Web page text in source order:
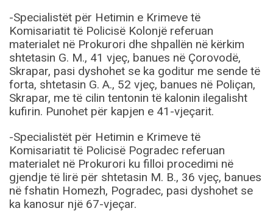
-Specialistët për Hetimin e Krimeve të
Komisariatit të Policisë Kolonjë referuan
materialet në Prokurori dhe shpallën në kërkim
shtetasin G. M., 41 vjeç, banues në Çorovodë,
Skrapar, pasi dyshohet se ka goditur me sende të
forta, shtetasin G. A., 52 vjeç, banues në Poliçan,
Skrapar, me të cilin tentonin të kalonin ilegalisht
kufirin. Punohet për kapjen e 41-vjeçarit.
-Specialistët për Hetimin e Krimeve të
Komisariatit të Policisë Pogradec referuan
materialet në Prokurori ku filloi procedimi në
gjendje të lirë për shtetasin M. B., 36 vjeç, banues
në fshatin Homezh, Pogradec, pasi dyshohet se
ka kanosur një 67-vjeçar.